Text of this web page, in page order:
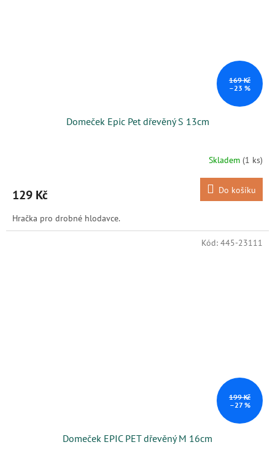
169 Kč
–23 %
Domeček Epic Pet dřevěný S 13cm
Skladem (1 ks)
129 Kč Do košíku
Hračka pro drobné hlodavce.
199 Kč
–27 %
Domeček EPIC PET dřevěný M 16cm
Kód: 445-23111